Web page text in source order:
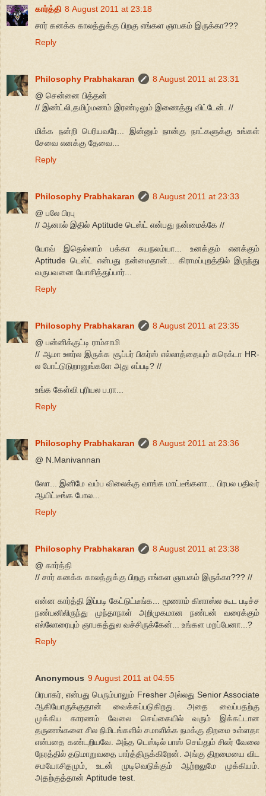
கார்த்தி 8 August 2011 at 23:18
சார் கனக்க காலத்துக்கு பிறகு எங்கள ஞாபகம் இருக்கா???
Reply
Philosophy Prabhakaran
8 August 2011 at 23:31
@ சென்னை பித்தன்
// இண்ட்லி,தமிழ்மணம் இரண்டிலும் இணைத்து விட்டேன். //
மிக்க நன்றி பெரியவரே... இன்னும் நான்கு நாட்களுக்கு உங்கள்
சேவை எனக்கு தேவை...
Reply
Philosophy Prabhakaran
8 August 2011 at 23:33
@ பலே பிரபு
// ஆனால் இதில் Aptitude டெஸ்ட் என்பது நன்மைக்கே //
யோவ் இதெல்லாம் பக்கா சுயநலம்யா... உனக்கும் எனக்கும்
Aptitude டெஸ்ட் என்பது நன்மைதான்... கிராமப்புறத்தில் இருந்து
வருபவனை யோசித்துப்பார்...
Reply
Philosophy Prabhakaran
8 August 2011 at 23:35
@ பன்னிக்குட்டி ராம்சாமி
// ஆமா ஊர்ல இருக்க சூப்பர் பிகர்ஸ் எல்லாத்தையும் கரெக்டா HR-
ல போட்டுடுறானுங்களே அது எப்படி? //
உங்க கேள்வி புரியல ப.ரா...
Reply
Philosophy Prabhakaran
8 August 2011 at 23:36
@ N.Manivannan
ஸோ... இனிமே வம்ப விலைக்கு வாங்க மாட்டீங்களா... பிரபல பதிவர்
ஆயிட்டீங்க போல...
Reply
Philosophy Prabhakaran
8 August 2011 at 23:38
@ கார்த்தி
// சார் கனக்க காலத்துக்கு பிறகு எங்கள ஞாபகம் இருக்கா??? //
என்ன கார்த்தி இப்படி கேட்டுட்டீங்க... மூணாம் கிளாஸ்ல கூட படிச்ச
நண்பனிலிருந்து முந்தாநாள் அறிமுகமான நண்பன் வரைக்கும்
எல்லோரையும் ஞாபகத்துல வச்சிருக்கேன்... உங்கள மறப்பேனா...?
Reply
Anonymous 9 August 2011 at 04:55
பிரபாகர், என்பது பெரும்பாலும் Fresher அல்லது Senior Associate
ஆகியோருக்குதான் வைக்கப்படுகிறது. அதை வைப்பதற்கு
முக்கிய காரணம் வேலை செய்கையில் வரும் இக்கட்டான
தருணங்களை சில நிமிடங்களில் சமாளிக்க நமக்கு திறமை உள்ளதா
என்பதை கண்டறியவே. அந்த டெஸ்டில் பாஸ் செய்தும் சிலர் வேலை
நேரத்தில் தடுமாறுவதை பார்த்திருக்கிறேன். அங்கு திறமையை விட
சமயோசிதமும், உடன் முடிவெடுக்கும் ஆற்றலுமே முக்கியம்.
அதற்குத்தான் Aptitude test.